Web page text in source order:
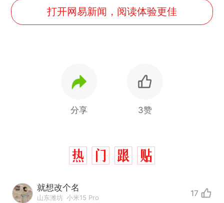
打开网易新闻，阅读体验更佳
分享 3赞
就想改个名
山东潍坊 小米15 Pro 17